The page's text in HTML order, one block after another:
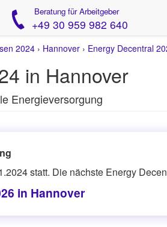
Beratung für Arbeitgeber
+49 30 959 982 640
2024 › Hannover › Energy Decentral
in Hannover
Energieversorgung
statt. Die nächste Energy
in Hannover